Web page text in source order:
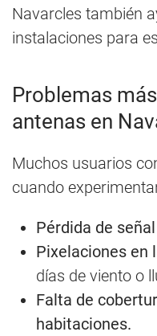
Navarcles también
instalaciones para
Problemas
antenas en
Muchos usuarios
cuando
Pérdida de
Pixelaciones en
días de viento o
Falta de
habitaciones.